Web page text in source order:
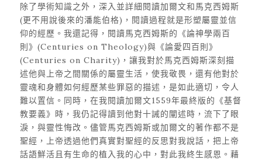
除了學術知識之外，深入並詳細閱讀加爾文和馬克西姆斯
(更不用說後來的潘能伯格)，閱讀過程就是形塑屬靈並信
仰的經歷。我還記得，閱讀馬克西姆斯的《論神學兩百
則》(Centuries on Theology)與《論愛四百則》
(Centuries on Charity)，讓我對於馬克西姆斯深刻描
述他與上帝之間關係的屬靈生活，使我敬畏，還有他對於
靈魂和身體如何經歷某些罪惡的描述，是如此適切，令人
難以置信。同時，在我閱讀加爾文1559年最終版的《基督
教要義》時，我仍記得讀到他對十誡的闡述時，流下了眼
淚，與靈性悔改。儘管馬克西姆斯或加爾文的著作都不是
聖經，上帝透過他們真實對聖經的反思對我說話，把上帝
話語鮮活且有生命的植入我的心中，對此我終生感恩。藉